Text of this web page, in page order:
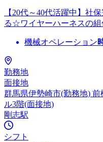
【20代～40代活躍中】社
る☆ワイヤーハーネスの
機械オペレーション
勤務地
面接地
群馬県伊勢崎市(勤務地)
ル3階(面接地)
剛志駅
シフト